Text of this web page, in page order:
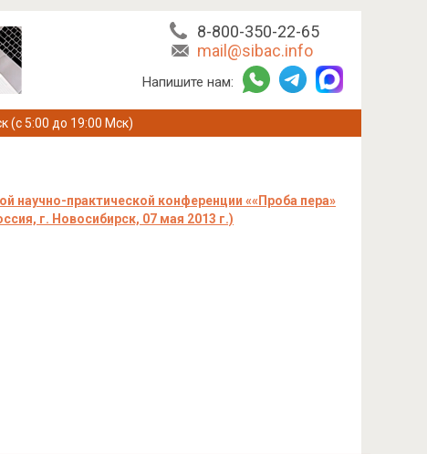
8-800-350-22-65
mail@sibac.info
Напишите нам:
(с 5:00 до 19:00 Мск)
научно-практической конференции ««Проба пера»
г. Новосибирск, 07 мая 2013 г.)